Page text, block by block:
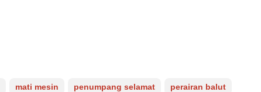
mati mesin penumpang selamat perairan balut